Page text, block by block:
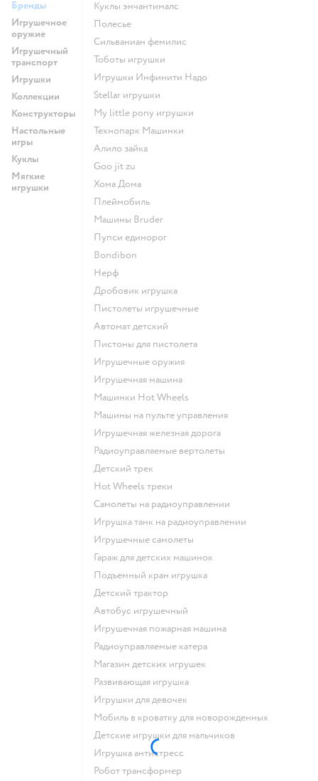
Бренды
Игрушечное
оружие
Игрушечный
транспорт
Игрушки
Коллекции
Конструкторы
Настольные
игры
Куклы
Мягкие
игрушки
Куклы энчантималс
Полесье
Сильваниан фемилис
Тоботы игрушки
Игрушки Инфинити Надо
Stellar игрушки
my little pony игрушки
Технопарк Машинки
Алило зайка
Goo jit zu
Хома Дома
Плеймобиль
Машины Bruder
Пупси единорог
Bondibon
Нерф
Дробовик игрушка
Пистолеты игрушечные
Автомат детский
Пистоны для пистолета
Игрушечные оружия
Игрушечная машина
Машинки Hot Wheels
Машины на пульте управления
Игрушечная железная дорога
Радиоуправляемые вертолеты
Детский трек
Hot Wheels треки
Самолеты на радиоуправлении
Игрушка танк на радиоуправлении
Игрушечные самолеты
Гараж для детских машинок
Подъемный кран игрушка
Детский трактор
Автобус игрушечный
Игрушечная пожарная машина
Радиоуправляемые катера
Магазин детских игрушек
Развивающая игрушка
Игрушки для девочек
Мобиль в кроватку для новорожденных
Детские игрушки для мальчиков
Игрушка антистресс
Робот трансформер